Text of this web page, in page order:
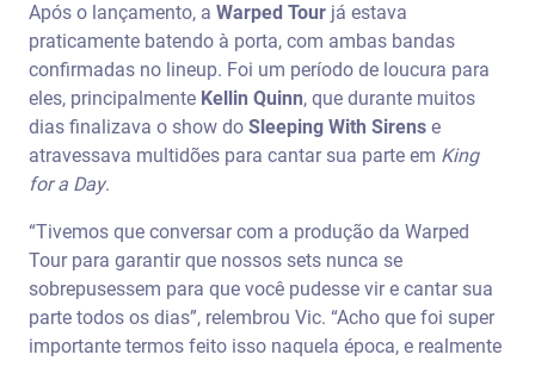
Após o lançamento, a Warped Tour já estava
praticamente batendo à porta, com ambas bandas
confirmadas no lineup. Foi um período de loucura para
eles, principalmente Kellin Quinn, que durante muitos
dias finalizava o show do Sleeping With Sirens e
atravessava multidões para cantar sua parte em King
for a Day.
“Tivemos que conversar com a produção da Warped
Tour para garantir que nossos sets nunca se
sobrepusessem para que você pudesse vir e cantar sua
parte todos os dias”, relembrou Vic. “Acho que foi super
importante termos feito isso naquela época, e realmente